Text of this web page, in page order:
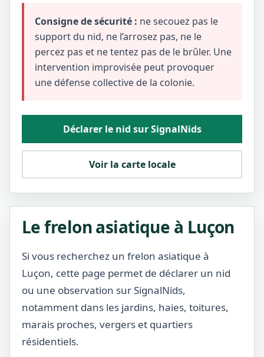
Consigne de sécurité : ne secouez pas le
support du nid, ne l’arrosez pas, ne le
percez pas et ne tentez pas de le brûler. Une
intervention improvisée peut provoquer
une défense collective de la colonie.
Déclarer le nid sur SignalNids
Voir la carte locale
Le frelon asiatique à Luçon
Si vous recherchez un frelon asiatique à
Luçon, cette page permet de déclarer un nid
ou une observation sur SignalNids,
notamment dans les jardins, haies, toitures,
marais proches, vergers et quartiers
résidentiels.